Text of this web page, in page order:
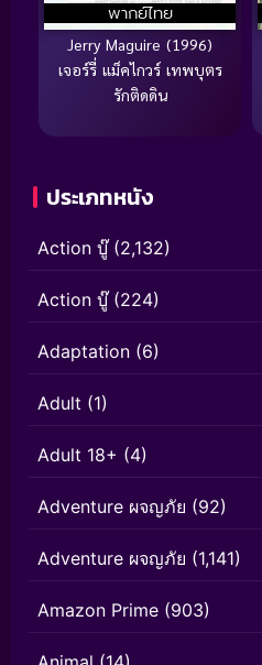
พากย์ไทย
Jerry Maguire (1996)
เจอร์รี่ แม็คไกวร์ เทพบุตร
รักติดดิน
ประเภทหนัง
Action บู๊(2,132)
Action บู๊(224)
Adaptation (6)
Adult (1)
Adult 18+ (4)
Adventure ผจญภัย (92)
Adventure ผจญภัย (1,141)
Amazon Prime (903)